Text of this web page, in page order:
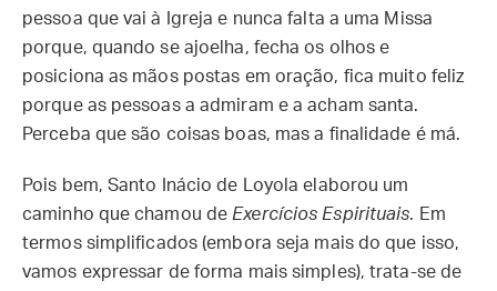
pessoa que vai à Igreja e nunca falta a uma Missa
porque, quando se ajoelha, fecha os olhos e
posiciona as mãos postas em oração, fica muito feliz
porque as pessoas a admiram e a acham santa.
Perceba que são coisas boas, mas a finalidade é má.
Pois bem, Santo Inácio de Loyola elaborou um
caminho que chamou de Exercícios Espirituais. Em
termos simplificados (embora seja mais do que isso,
vamos expressar de forma mais simples), trata-se de